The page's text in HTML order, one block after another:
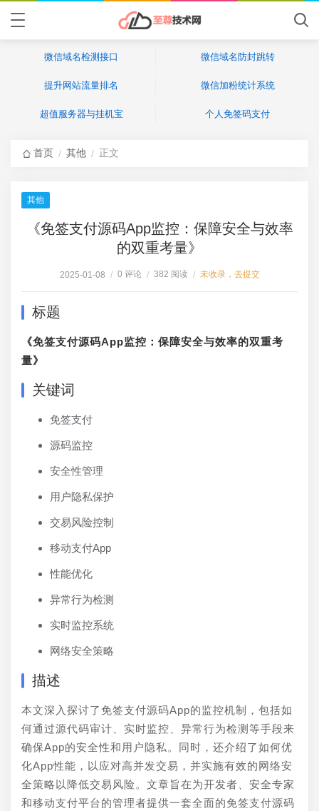
微信域名检测接口 微信域名防封跳转
提升网站流量排名 微信加粉统计系统
超值服务器与挂机宝 个人免签码支付
首页 / 其他 / 正文
其他
《免签支付源码App监控：保障安全与效率
的双重考量》
2025-01-08 / 0 评论 / 382 阅读 / 未收录，去提交
标题
《免签支付源码App监控：保障安全与效率的双重考
量》
关键词
免签支付
源码监控
安全性管理
用户隐私保护
交易风险控制
移动支付App
性能优化
异常行为检测
实时监控系统
网络安全策略
描述
本文深入探讨了免签支付源码App的监控机制，包括如
何通过源代码审计、实时监控、异常行为检测等手段来
确保App的安全性和用户隐私。同时，还介绍了如何优
化App性能，以应对高并发交易，并实施有效的网络安
全策略以降低交易风险。文章旨在为开发者、安全专家
和移动支付平台的管理者提供一套全面的免签支付源码